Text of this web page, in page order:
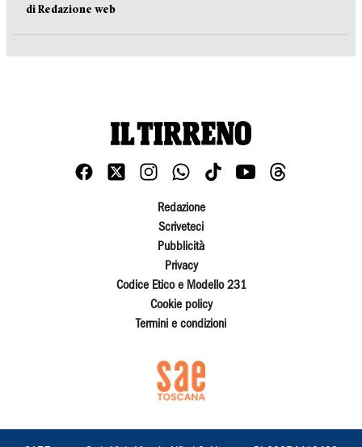
di Redazione web
Redazione
Scriveteci
Pubblicità
Privacy
Codice Etico e Modello 231
Cookie policy
Termini e condizioni